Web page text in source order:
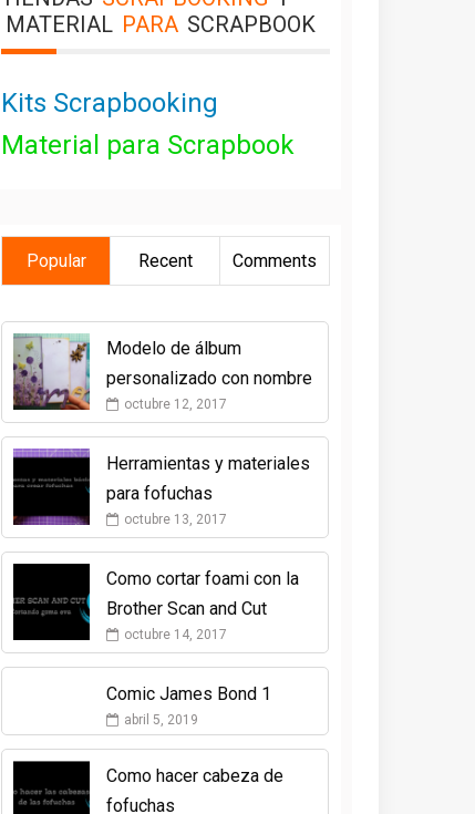
MATERIAL PARA SCRAPBOOK
Kits Scrapbooking
Material para Scrapbook
Popular Recent Comments
Modelo de álbum
personalizado con nombre
octubre 12, 2017
Herramientas y materiales
para fofuchas
octubre 13, 2017
Como cortar foami con la
Brother Scan and Cut
octubre 14, 2017
Comic James Bond 1
abril 5, 2019
Como hacer cabeza de
fofuchas